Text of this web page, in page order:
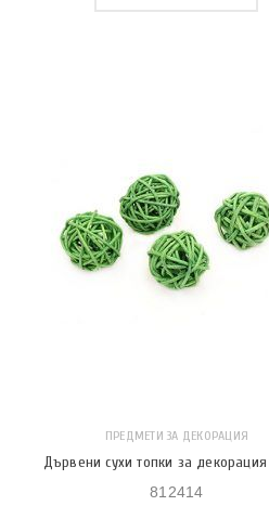
ПРЕДМЕТИ ЗА ДЕКОРАЦИЯ
Дървени сухи топки за декорация
812414